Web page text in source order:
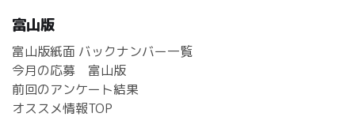
富山版
富山版紙面 バックナンバー一覧
今月の応募 富山版
前回のアンケート結果
オススメ情報TOP